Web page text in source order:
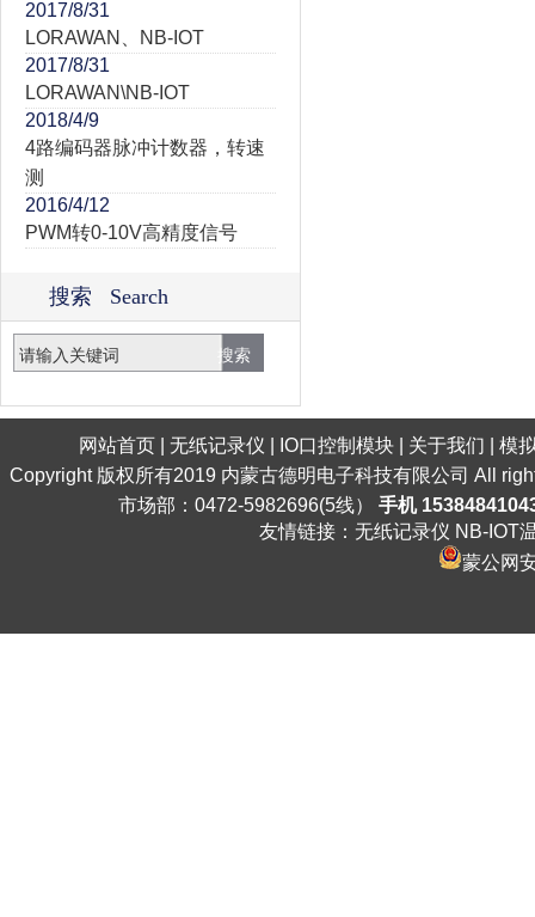
2017/8/31
LORAWAN、NB-IOT
2017/8/31
LORAWAN\NB-IOT
2018/4/9
4路编码器脉冲计数器，转速
测
2016/4/12
PWM转0-10V高精度信号
搜索 Search
网站首页 无纸记录仪 IO口控制模块 关于我们
模
Copyright 版权所有2019 内蒙古德明电子科技有限公司 All
市场部：0472-5982696(5线） 手机
友情链接： 无纸记录仪 NB-IOT
蒙公网